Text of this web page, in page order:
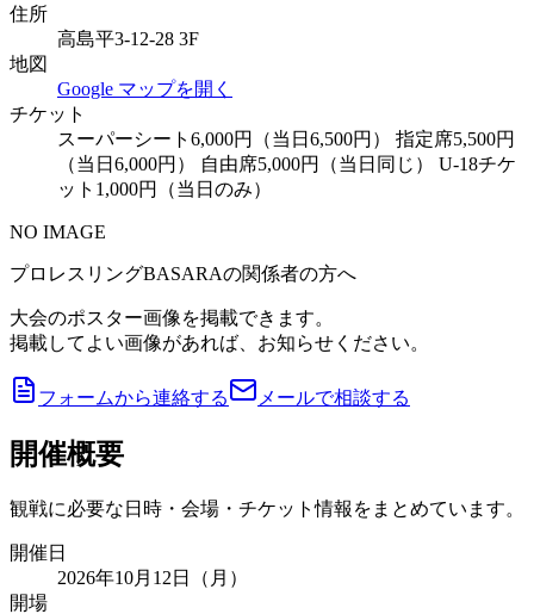
住所
高島平3-12-28 3F
地図
Google マップを開く
チケット
スーパーシート6,000円（当日6,500円） 指定席5,500円
（当日6,000円） 自由席5,000円（当日同じ） U-18チケ
ット1,000円（当日のみ）
NO IMAGE
プロレスリングBASARAの関係者の方へ
大会のポスター画像を掲載できます。
掲載してよい画像があれば、お知らせください。
フォームから連絡する メールで相談する
開催概要
観戦に必要な日時・会場・チケット情報をまとめています。
開催日
2026年10月12日（月）
開場